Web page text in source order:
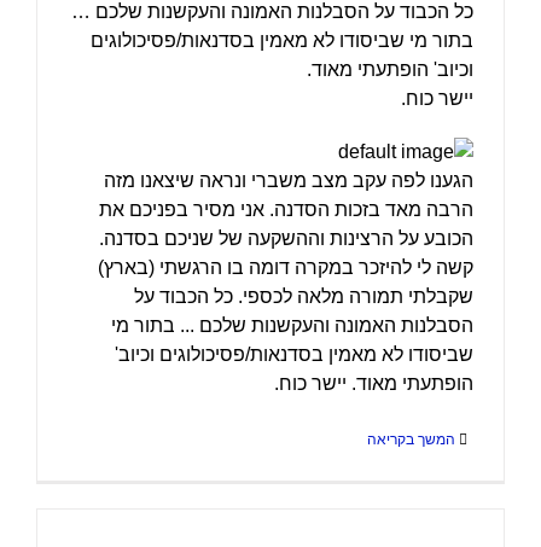
כל הכבוד על הסבלנות האמונה והעקשנות שלכם …
בתור מי שביסודו לא מאמין בסדנאות/פסיכולוגים
וכיוב' הופתעתי מאוד.
יישר כוח.
הגענו לפה עקב מצב משברי ונראה שיצאנו מזה
הרבה מאד בזכות הסדנה. אני מסיר בפניכם את
הכובע על הרצינות וההשקעה של שניכם בסדנה.
קשה לי להיזכר במקרה דומה בו הרגשתי (בארץ)
שקבלתי תמורה מלאה לכספי. כל הכבוד על
הסבלנות האמונה והעקשנות שלכם ... בתור מי
שביסודו לא מאמין בסדנאות/פסיכולוגים וכיוב'
הופתעתי מאוד. יישר כוח.
המשך בקריאה